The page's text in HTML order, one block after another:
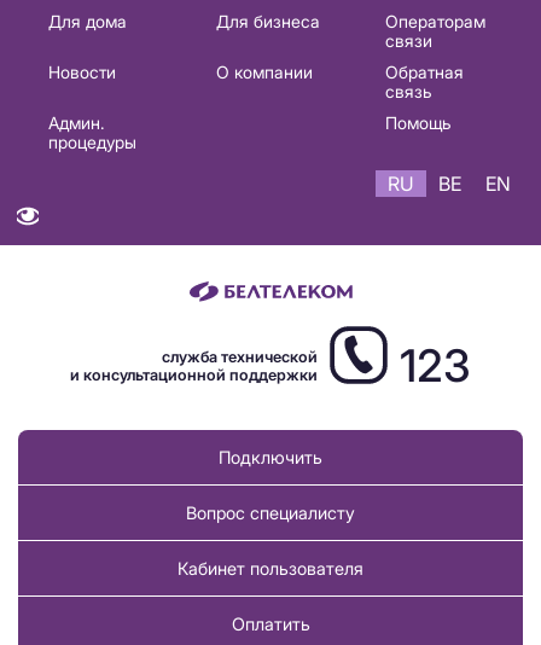
Основная
навигация
Для дома Для бизнеса
Операторам
связи
Новости
О компании
Обратная
связь
Админ.
процедуры
Помощь
RU BE EN
служба технической
и консультационной поддержки
123
Подключить
Вопрос специалисту
Кабинет пользователя
Оплатить